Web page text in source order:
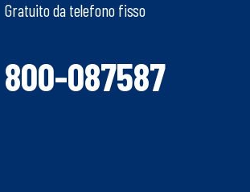
Gratuito da telefono fisso
800-087587